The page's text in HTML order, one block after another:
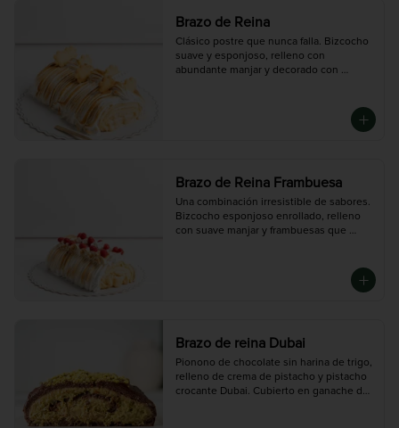
Brazo de Reina
Clásico postre que nunca falla. Bizcocho
suave y esponjoso, relleno con
abundante manjar y decorado con
Brazo de Reina Frambuesa
Una combinación irresistible de sabores.
Bizcocho esponjoso enrollado, relleno
con suave manjar y frambuesas que
Mediana ( 5 - 6 porciones), Grande (10 -12
Brazo de reina Dubai
Pionono de chocolate sin harina de trigo,
relleno de crema de pistacho y pistacho
crocante Dubai. Cubierto en ganache de